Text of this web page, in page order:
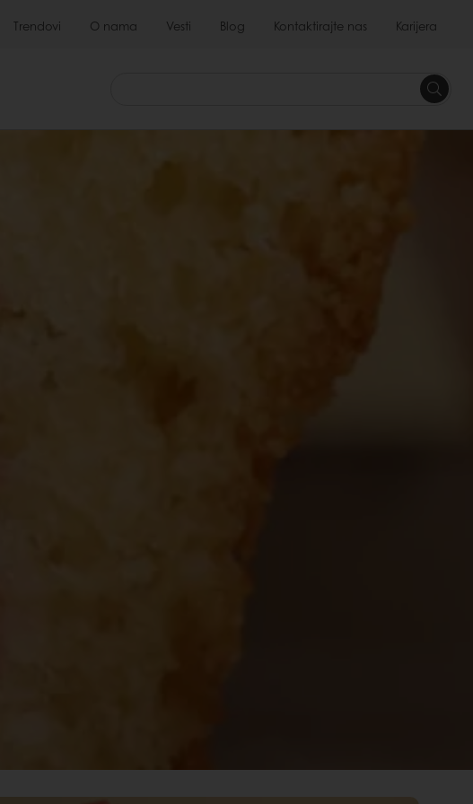
Trendovi O nama Vesti Blog Kontaktirajte nas Karijera